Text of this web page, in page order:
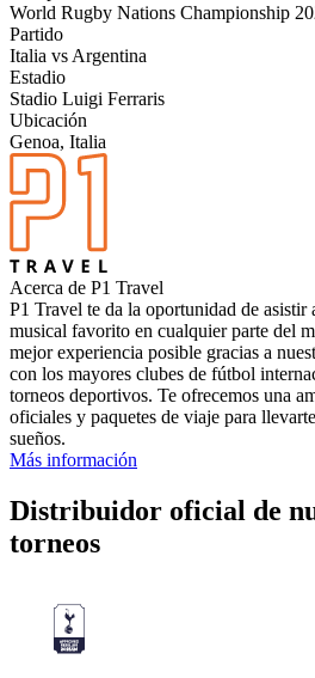
World Rugby Nations Championship
Partido
Italia vs Argentina
Estadio
Stadio Luigi Ferraris
Ubicación
Genoa, Italia
Acerca de P1 Travel
P1 Travel te da la oportunidad de
musical favorito en cualquier parte del
mejor experiencia posible gracias a
con los mayores clubes de fútbol
torneos deportivos. Te ofrecemos una
oficiales y paquetes de viaje para
sueños.
Más información
Distribuidor oficial de
torneos